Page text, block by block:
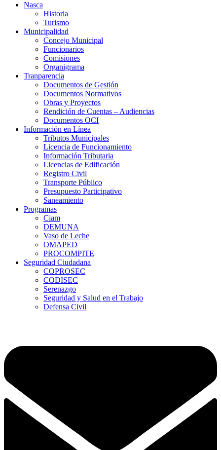
Nasca
Historia
Turismo
Municipalidad
Concejo Municipal
Funcionarios
Comisiones
Organigrama
Tranparencia
Documentos de Gestión
Documentos Normativos
Obras y Proyectos
Rendición de Cuentas – Audiencias
Documentos OCI
Información en Línea
Tributos Municipales
Licencia de Funcionamiento
Información Tributaria
Licencias de Edificación
Registro Civil
Transporte Público
Presupuesto Participativo
Saneamiento
Programas
Ciam
DEMUNA
Vaso de Leche
OMAPED
PROCOMPITE
Seguridad Ciudadana
COPROSEC
CODISEC
Serenazgo
Seguridad y Salud en el Trabajo
Defensa Civil